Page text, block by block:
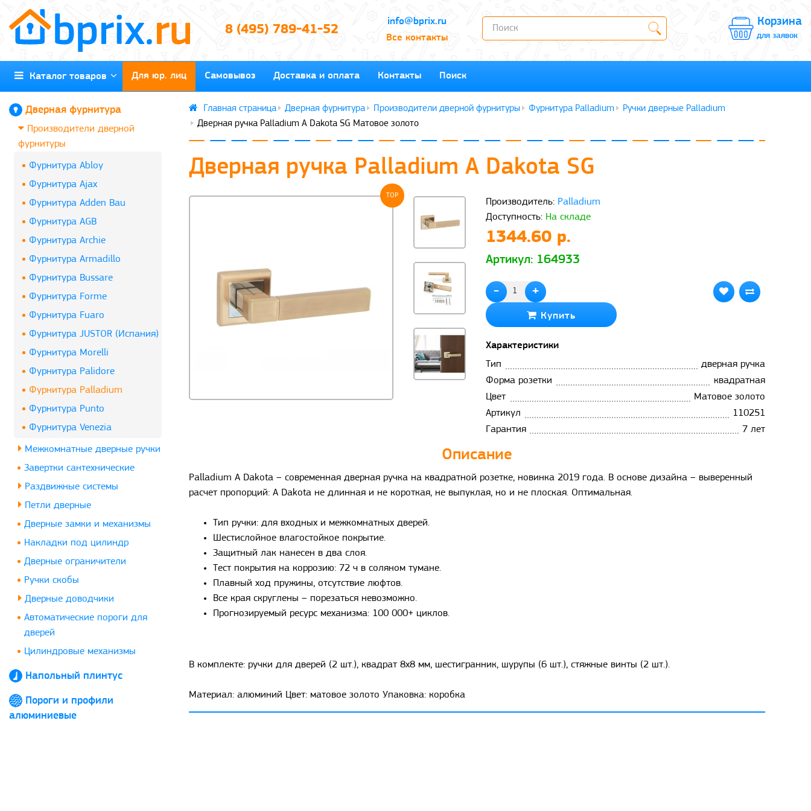
8 (495) 789-41-52
info@bprix.ru
Все контакты
Корзина
для заявок
Каталог товаров Для юр. лиц Самовывоз Доставка и оплата Контакты Поиск
Дверная фурнитура
Производители дверной
фурнитуры
Фурнитура Abloy
Фурнитура Ajax
Фурнитура Adden Bau
Фурнитура AGB
Фурнитура Archie
Фурнитура Armadillo
Фурнитура Bussare
Фурнитура Forme
Фурнитура Fuaro
Фурнитура JUSTOR (Испания)
Фурнитура Morelli
Фурнитура Palidore
Фурнитура Palladium
Фурнитура Punto
Фурнитура Venezia
Межкомнатные дверные ручки
Завертки сантехнические
Раздвижные системы
Петли дверные
Дверные замки и механизмы
Накладки под цилиндр
Дверные ограничители
Ручки скобы
Дверные доводчики
Автоматические пороги для
дверей
Цилиндровые механизмы
Напольный плинтус
Пороги и профили
алюминиевые
Дверная фурнитура Производители дверной фурнитуры Фурнитура Palladium
Ручки дверные Palladium
Дверная ручка Palladium A Dakota SG Матовое золото
Дверная ручка Palladium A Dakota SG
TOP
Производитель: Palladium
Доступность: На складе
1344.60 р.
Артикул: 164933
- +
Купить
Характеристики
Тип
дверная ручка
Форма розетки
квадратная
Цвет
Матовое золото
Артикул
110251
Гарантия
7 лет
Описание
Palladium A Dakota – современная дверная ручка на квадратной розетке, новинка 2019 года. В основе дизайна – выверенный
расчет пропорций: A Dakota не длинная и не короткая, не выпуклая, но и не плоская. Оптимальная.
Тип ручки: для входных и межкомнатных дверей.
Шестислойное влагостойкое покрытие.
Защитный лак нанесен в два слоя.
Тест покрытия на коррозию: 72 ч в соляном тумане.
Плавный ход пружины, отсутствие люфтов.
Все края скруглены – порезаться невозможно.
Прогнозируемый ресурс механизма: 100 000+ циклов.
В комплекте: ручки для дверей (2 шт.), квадрат 8x8 мм, шестигранник, шурупы (6 шт.), стяжные винты (2 шт.).
Материал: алюминий Цвет: матовое золото Упаковка: коробка